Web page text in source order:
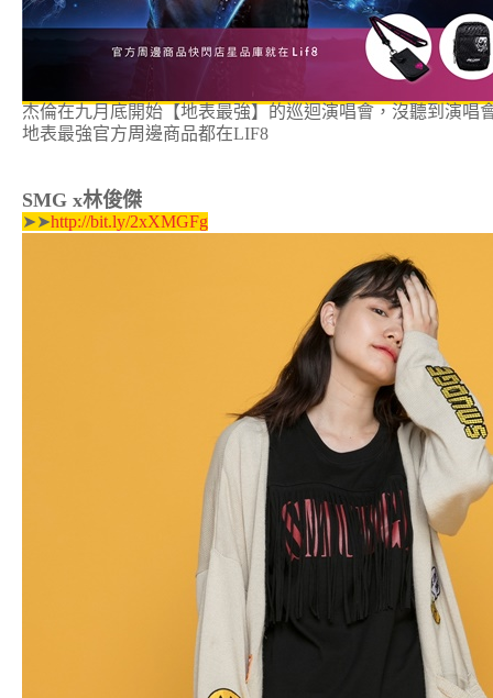
杰倫在九月底開始【地表最強】的巡迴演唱會，沒聽到演唱
地表最強官方周邊商品都在LIF8
SMG x林俊傑
➤➤http://bit.ly/2xXMGFg